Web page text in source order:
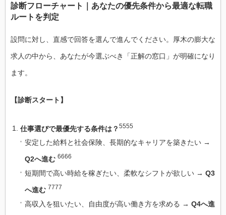
診断フローチャート｜あなたの優先条件から最適な転職
ルートを判定
設問に対し、直感で回答を選んで進んでください。厚木の膨大な
求人の中から、あなたが今選ぶべき「正解の窓口」が明確になり
ます。
【診断スタート】
仕事選びで最優先する条件は？ 5555
安定した給料と社会保険、長期的なキャリアを築きたい →
Q2へ進む 6666
短期間で高い時給を稼ぎたい、柔軟なシフトが欲しい → Q3
へ進む 7777
高収入を狙いたい、自由度が高い働き方を求める → Q4へ進